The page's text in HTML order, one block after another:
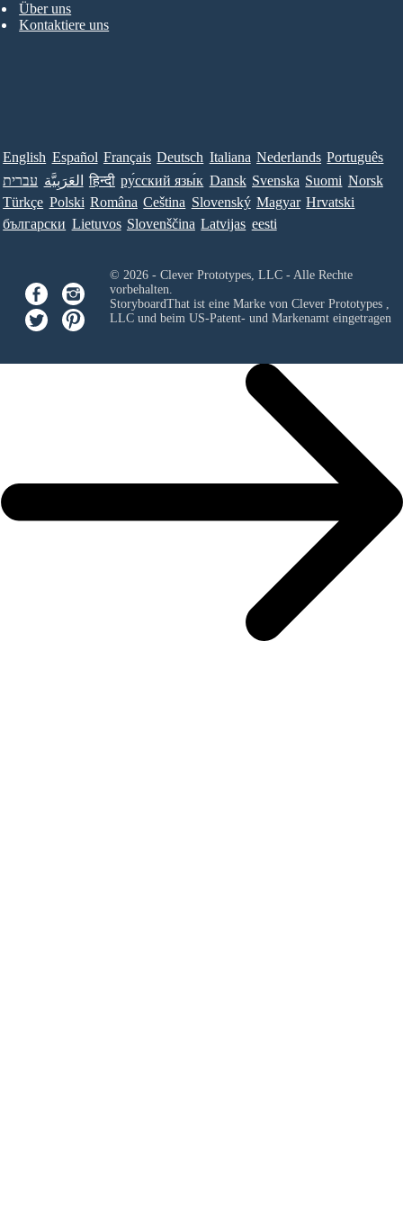
Über uns
Kontaktiere uns
English Español Français Deutsch Italiana Nederlands Português
עברית العَرَبِيَّة हिन्दी ру́сский язы́к Dansk Svenska Suomi Norsk
Türkçe Polski Româna Ceština Slovenský Magyar Hrvatski
български Lietuvos Slovenščina Latvijas eesti
© 2026 - Clever Prototypes, LLC - Alle Rechte
vorbehalten.
StoryboardThat ist eine Marke von Clever Prototypes ,
LLCund beim US-Patent- und Markenamt eingetragen